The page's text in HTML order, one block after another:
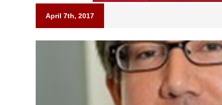
April 7th, 2017